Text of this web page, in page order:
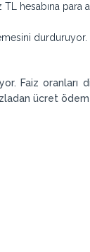
hesabına para
Faiz
ücret